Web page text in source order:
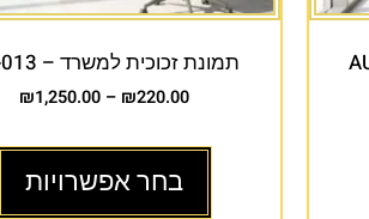
תמונת זכוכית למשרד – AU-013
₪220.00
–
₪1,250.00
בחר אפשרויות